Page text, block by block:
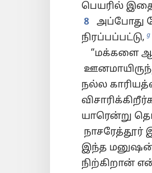
பெயரில்
8
அப்போது
நிரப்பப்பட்டு, g
“மக்களை
நல்ல
யாரென்று
நாசரேத்தூர்
இந்த மனுஷன்
நிற்கிறான்